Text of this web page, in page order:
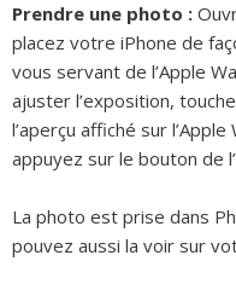
Prendre une photo :
placez votre iPhone de
vous servant de l’Apple
ajuster l’exposition,
l’aperçu affiché sur
appuyez sur le bouton de
La photo est prise dans
pouvez aussi la voir sur